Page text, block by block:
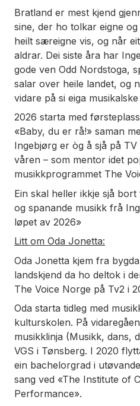
Bratland er mest kjend
sine, der ho tolkar eigne
heilt særeigne vis, og når
aldrar. Dei siste åra har
gode ven Odd Nordstoga,
salar over heile landet, og
vidare på si eiga
2026 starta med
«Baby, du er rå!» saman
Ingebjørg er òg å sjå på
våren – som mentor idet
musikkprogrammet The
Ein skal heller ikkje sjå
og spanande musikk frå
løpet av 2026»
Litt om Oda Jonetta:
Oda Jonetta kjem fra
landskjend da ho deltok i
The Voice Norge på Tv2 i
Oda starta tidleg med
kulturskolen. På
musikklinja (Musikk, dans,
VGS i Tønsberg. I 2020
ein bachelorgrad i
sang ved «The Institute of
Performance».